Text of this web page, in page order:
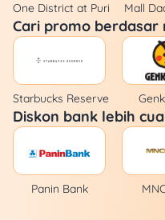
One District at Puri Mall
Cari promo
Starbucks Reserve
Diskon bank lebih
Panin Bank